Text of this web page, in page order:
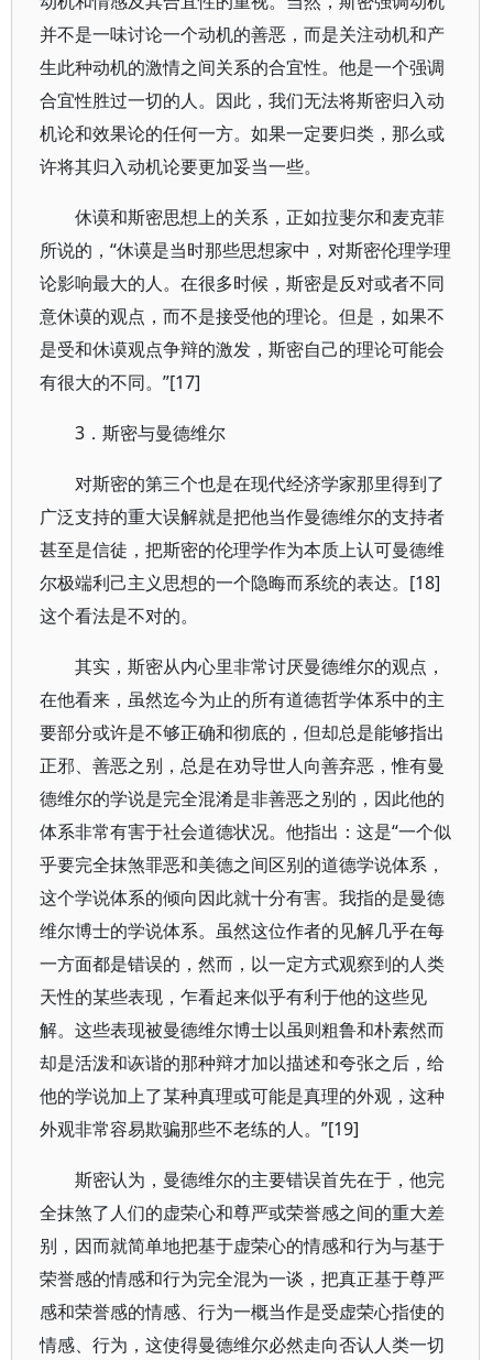
并不是一味讨论一个动机的善恶，而是关注动机和产
生此种动机的激情之间关系的合宜性。他是一个强调
合宜性胜过一切的人。因此，我们无法将斯密归入动
机论和效果论的任何一方。如果一定要归类，那么或
许将其归入动机论要更加妥当一些。
休谟和斯密思想上的关系，正如拉斐尔和麦克菲
所说的，“休谟是当时那些思想家中，对斯密伦理学理
论影响最大的人。在很多时候，斯密是反对或者不同
意休谟的观点，而不是接受他的理论。但是，如果不
是受和休谟观点争辩的激发，斯密自己的理论可能会
有很大的不同。”[17]
3．斯密与曼德维尔
对斯密的第三个也是在现代经济学家那里得到了
广泛支持的重大误解就是把他当作曼德维尔的支持者
甚至是信徒，把斯密的伦理学作为本质上认可曼德维
尔极端利己主义思想的一个隐晦而系统的表达。[18]
这个看法是不对的。
其实，斯密从内心里非常讨厌曼德维尔的观点，
在他看来，虽然迄今为止的所有道德哲学体系中的主
要部分或许是不够正确和彻底的，但却总是能够指出
正邪、善恶之别，总是在劝导世人向善弃恶，惟有曼
德维尔的学说是完全混淆是非善恶之别的，因此他的
体系非常有害于社会道德状况。他指出：这是“一个似
乎要完全抹煞罪恶和美德之间区别的道德学说体系，
这个学说体系的倾向因此就十分有害。我指的是曼德
维尔博士的学说体系。虽然这位作者的见解几乎在每
一方面都是错误的，然而，以一定方式观察到的人类
天性的某些表现，乍看起来似乎有利于他的这些见
解。这些表现被曼德维尔博士以虽则粗鲁和朴素然而
却是活泼和诙谐的那种辩才加以描述和夸张之后，给
他的学说加上了某种真理或可能是真理的外观，这种
外观非常容易欺骗那些不老练的人。”[19]
斯密认为，曼德维尔的主要错误首先在于，他完
全抹煞了人们的虚荣心和尊严或荣誉感之间的重大差
别，因而就简单地把基于虚荣心的情感和行为与基于
荣誉感的情感和行为完全混为一谈，把真正基于尊严
感和荣誉感的情感、行为一概当作是受虚荣心指使的
情感、行为，这使得曼德维尔必然走向否认人类一切